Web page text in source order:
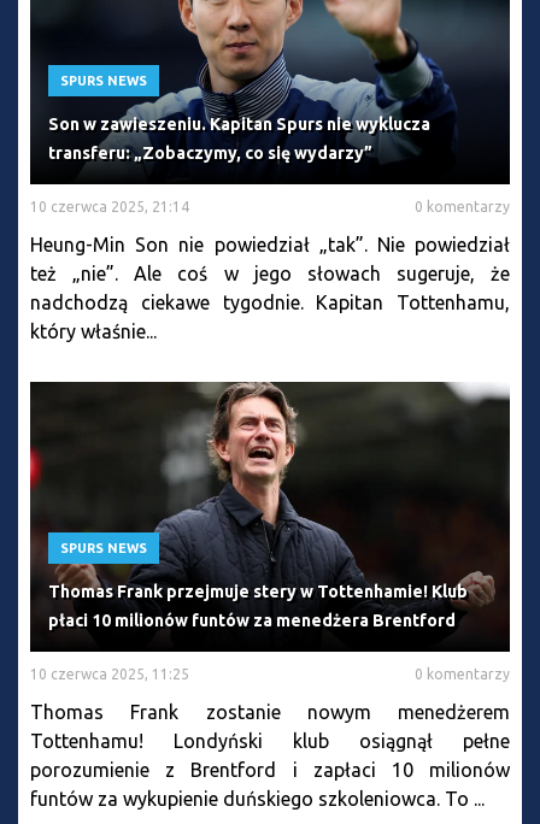
SPURS NEWS
Son w zawieszeniu. Kapitan Spurs nie wyklucza
transferu: „Zobaczymy, co się wydarzy”
10 czerwca 2025, 21:14 0 komentarzy
Heung-Min Son nie powiedział „tak”. Nie powiedział
też „nie”. Ale coś w jego słowach sugeruje, że
nadchodzą ciekawe tygodnie. Kapitan Tottenhamu,
który właśnie...
SPURS NEWS
Thomas Frank przejmuje stery w Tottenhamie! Klub
płaci 10 milionów funtów za menedżera Brentford
10 czerwca 2025, 11:25 0 komentarzy
Thomas Frank zostanie nowym menedżerem
Tottenhamu! Londyński klub osiągnął pełne
porozumienie z Brentford i zapłaci 10 milionów
funtów za wykupienie duńskiego szkoleniowca. To ...